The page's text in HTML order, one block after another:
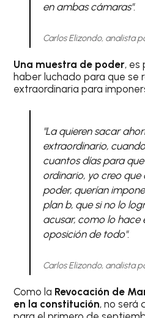
en ambas cámaras".
Carlos Elizondo, analista
Una muestra de poder, es
haber luchado para que se
extraordinaria para
"La quieren sacar
extraordinario,
cuantos días para
ordinario, yo creo
poder, querían
plan b, que si no lo
acusar, como lo hace
oposición de todo".
Carlos Elizondo, analista
Como la Revocación de
en la constitución, no será